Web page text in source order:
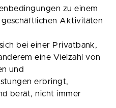
zu einem
Aktivitäten
bei einer Privatbank,
eine Vielzahl von
und
erbringt,
berät, nicht immer